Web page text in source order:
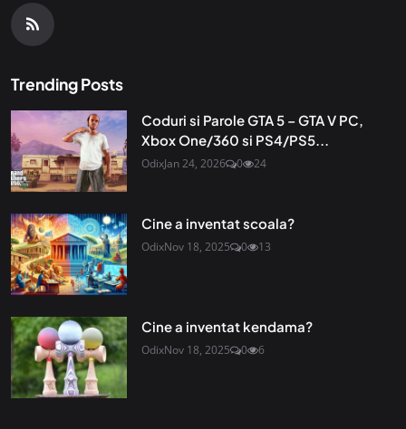
Trending Posts
Coduri si Parole GTA 5 – GTA V PC,
Xbox One/360 si PS4/PS5...
OdixJan 24, 2026 0 24
Cine a inventat scoala?
OdixNov 18, 2025 0 13
Cine a inventat kendama?
OdixNov 18, 2025 0 6